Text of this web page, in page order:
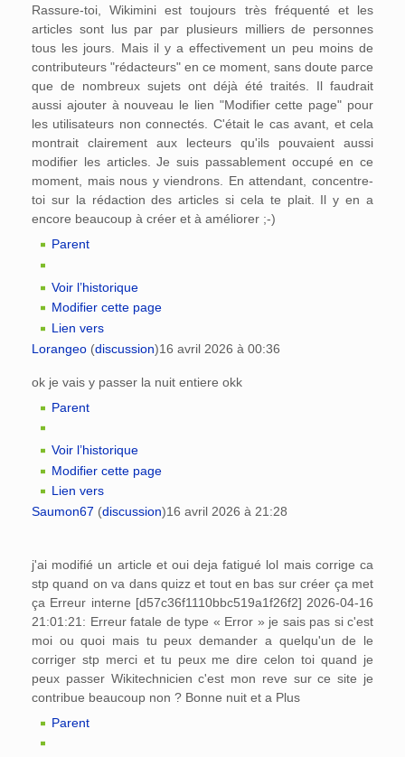
Rassure-toi, Wikimini est toujours très fréquenté et les
articles sont lus par par plusieurs milliers de personnes
tous les jours. Mais il y a effectivement un peu moins de
contributeurs "rédacteurs" en ce moment, sans doute parce
que de nombreux sujets ont déjà été traités. Il faudrait
aussi ajouter à nouveau le lien "Modifier cette page" pour
les utilisateurs non connectés. C'était le cas avant, et cela
montrait clairement aux lecteurs qu'ils pouvaient aussi
modifier les articles. Je suis passablement occupé en ce
moment, mais nous y viendrons. En attendant, concentre-
toi sur la rédaction des articles si cela te plait. Il y en a
encore beaucoup à créer et à améliorer ;-)
Parent
Voir l’historique
Modifier cette page
Lien vers
Lorangeo (discussion)16 avril 2026 à 00:36
ok je vais y passer la nuit entiere okk
Parent
Voir l’historique
Modifier cette page
Lien vers
Saumon67 (discussion)16 avril 2026 à 21:28
j'ai modifié un article et oui deja fatigué lol mais corrige ca
stp quand on va dans quizz et tout en bas sur créer ça met
ça Erreur interne [d57c36f1110bbc519a1f26f2] 2026-04-16
21:01:21: Erreur fatale de type « Error » je sais pas si c'est
moi ou quoi mais tu peux demander a quelqu'un de le
corriger stp merci et tu peux me dire celon toi quand je
peux passer Wikitechnicien c'est mon reve sur ce site je
contribue beaucoup non ? Bonne nuit et a Plus
Parent